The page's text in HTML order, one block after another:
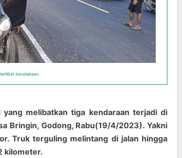
kecelakaan.
yang melibatkan tiga kendaraan terjadi di
Bringin, Godong, Rabu(19/4/2023). Yakni
Truk terguling melintang di jalan hingga
kilometer.